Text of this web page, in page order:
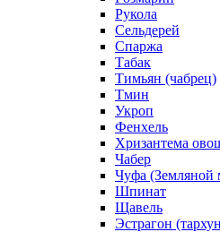
Рукола
Сельдерей
Спаржа
Табак
Тимьян (чабрец)
Тмин
Укроп
Фенхель
Хризантема
Чабер
Чуфа (Земляной
Шпинат
Щавель
Эстрагон